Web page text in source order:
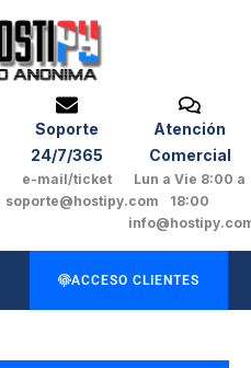
Soporte
24/7/365
e-mail/ticket
soporte@hostipy.com
Atención
Comercial
Lun a Vie 8:00 a
18:00
ACCESO CLIENTES